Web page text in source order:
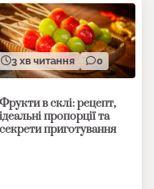
3 хв читання 0
Фрукти в склі: рецепт,
ідеальні пропорції та
секрети приготування